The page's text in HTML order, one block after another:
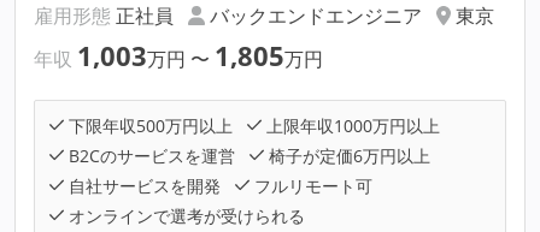
雇用形態 正社員 バックエンドエンジニア
東京
年収 1,003万円 〜 1,805万円
下限年収500万円以上
上限年収1000万円以上
B2Cのサービスを運営
椅子が定価6万円以上
自社サービスを開発
フルリモート可
オンラインで選考が受けられる